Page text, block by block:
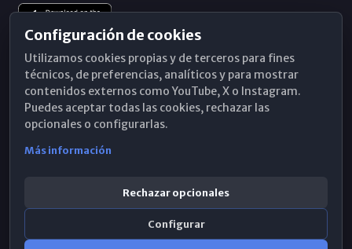
Configuración de cookies
Utilizamos cookies propias y de terceros para fines
técnicos, de preferencias, analíticos y para mostrar
contenidos externos como YouTube, X o Instagram.
Puedes aceptar todas las cookies, rechazar las
opcionales o configurarlas.
Más información
Rechazar opcionales
Configurar